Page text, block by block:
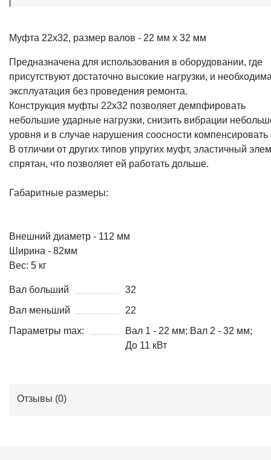
Муфта 22x32, размер валов - 22 мм х 32 мм
Предназначена для использования в оборудовании, где
присутствуют достаточно высокие нагрузки, и
эксплуатация без проведения ремонта.
Конструкция муфты 22х32 позволяет демпфировать
небольшие ударные нагрузки, снизить вибрации
уровня и в случае нарушения соосности компенсировать
В отличии от других типов упругих муфт, эластичный
спрятан, что позволяет ей работать дольше.
Габаритные размеры:
Внешний диаметр - 112 мм
Ширина - 82мм
Вес: 5 кг
Вал больший
32
Вал меньший
22
Параметры max:
Вал 1 - 22 мм; Вал 2 - 32 мм;
До 11 кВт
Отзывы (0)